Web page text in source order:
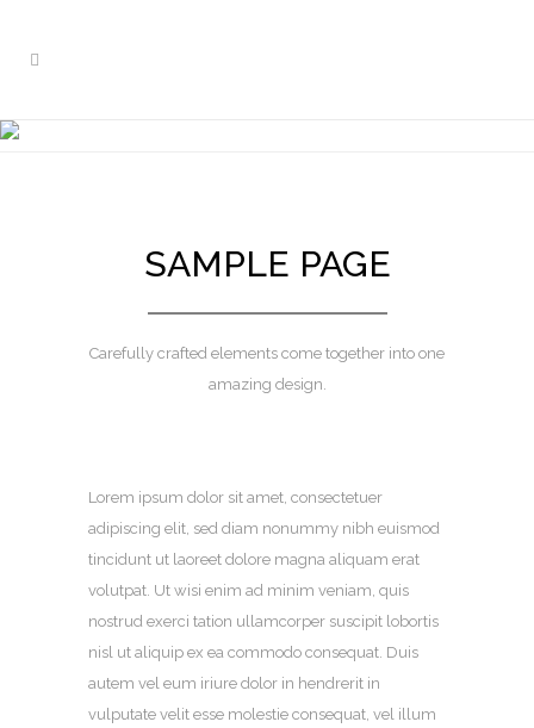
SAMPLE PAGE
Carefully crafted elements come together into one
amazing design.
Lorem ipsum dolor sit amet, consectetuer
adipiscing elit, sed diam nonummy nibh euismod
tincidunt ut laoreet dolore magna aliquam erat
volutpat. Ut wisi enim ad minim veniam, quis
nostrud exerci tation ullamcorper suscipit lobortis
nisl ut aliquip ex ea commodo consequat. Duis
autem vel eum iriure dolor in hendrerit in
vulputate velit esse molestie consequat, vel illum